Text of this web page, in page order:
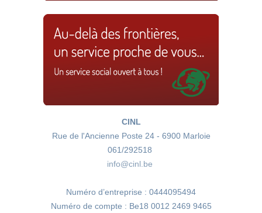
CINL
Rue de l'Ancienne Poste 24 - 6900 Marloie
061/292518
info@cinl.be
Numéro d’entreprise : 0444095494
Numéro de compte : Be18 0012 2469 9465